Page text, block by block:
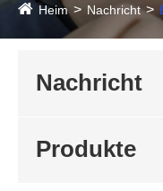
Heim Nachricht
Nachricht
Produkte